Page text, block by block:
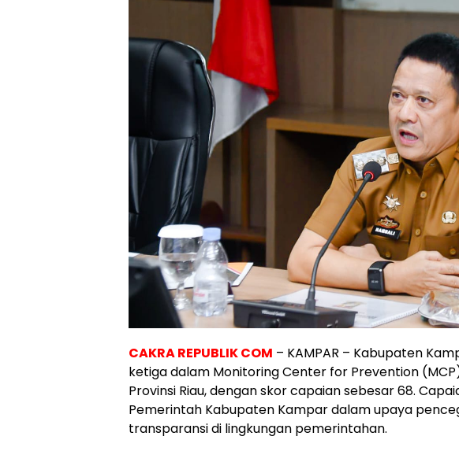
CAKRA REPUBLIK COM – KAMPAR – Kabupaten
ketiga dalam Monitoring Center for Prevention
Provinsi Riau, dengan skor capaian sebesar 68.
Pemerintah Kabupaten Kampar dalam upaya
transparansi di lingkungan pemerintahan.